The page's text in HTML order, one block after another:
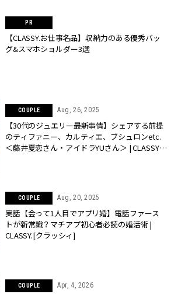
【CLASSY.お仕事名品】収納力のある優秀バッ
グ&スマホショルダー3選
COUPLE Aug, 26, 2025
【30代のジュエリー最新事情】シェアする前提
のティファニー、カルティエ、ブシュロンetc.
＜藤井夏恋さん・アイドラYUさん＞ | CLASSY.
COUPLE Aug, 20, 2025
実話【会って1人目でアプリ婚】電話ファース
トが新常識？マチアプ初心者必読の婚活術 |
CLASSY.[クラッシィ]
COUPLE Apr, 4, 2026